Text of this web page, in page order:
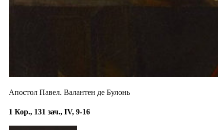
Апостол Павел. Валантен де Булонь
1 Кор., 131 зач., IV, 9-16